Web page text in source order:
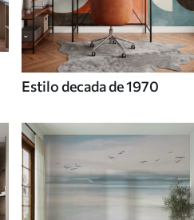
Estilo decada de 1970